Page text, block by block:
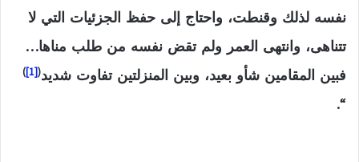
نفسه لذلك وقنطت، واحتاج إلى حفظ الجزئيات التي لا
تتناهى، وانتهى العمر ولم تقض نفسه من طلب مناها…
فبين المقامين شأو بعيد، وبين المنزلتين تفاوت شديد(
[1]
)
“.